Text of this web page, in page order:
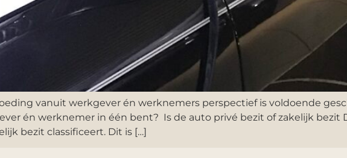
vanuit werkgever én werknemers perspectief is voldoende
én werknemer in één bent? Is de auto privé bezit of zakelijk bezit
bezit classificeert. Dit is […]